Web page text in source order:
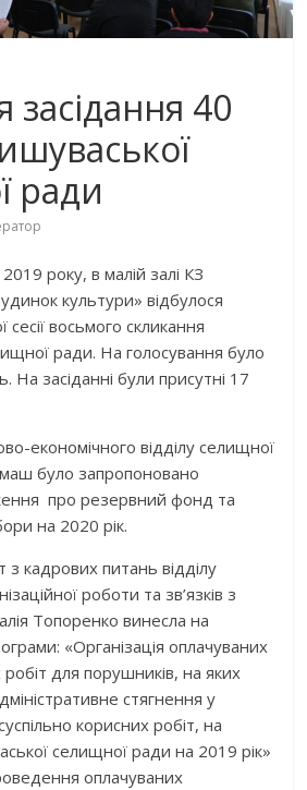
засідання 40
ради
року, в малій залі КЗ
культури» відбулося
сесії восьмого скликання
ради. На голосування було
На засіданні були присутні 17
економічного відділу селищної
було запропоновано
про резервний фонд та
на 2020 рік.
з кадрових питань відділу
роботи та зв’язків з
Топоренко винесла на
«Організація оплачуваних
робіт для порушників, на яких
стягнення у
корисних робіт, на
селищної ради на 2019 рік»
оплачуваних